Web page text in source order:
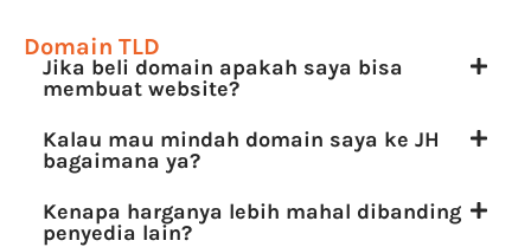
Domain TLD
Jika beli domain apakah saya bisa
membuat website?
Kalau mau mindah domain saya ke JH
bagaimana ya?
Kenapa harganya lebih mahal dibanding
penyedia lain?